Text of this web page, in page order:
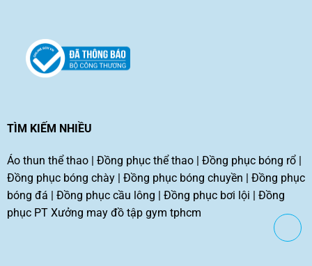
TÌM KIẾM NHIỀU
Áo thun thể thao| Đồng phục thể thao| Đồng phục bóng rổ|
Đồng phục bóng chày| Đồng phục bóng chuyền | Đồng phục
bóng đá | Đồng phục cầu lông | Đồng phục bơi lội | Đồng
phục PT Xưởng may đồ tập gym tphcm